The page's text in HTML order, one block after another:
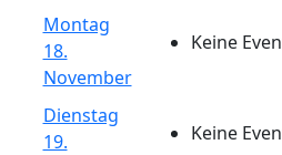
Montag
18.
November
Keine
Dienstag
19.
Keine